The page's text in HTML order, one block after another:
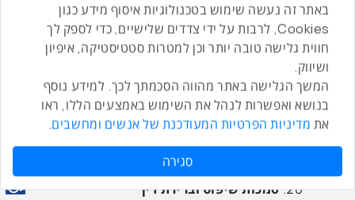
כל צורך במתן הודעה מוקדמת על כך.
התיישנות
מבלי לגרוע מהאמור בתנאי השימוש,
תקופת ההתיישנות לגבי כל טענה ו/או דרישה
ו/או תביעה כנגד החברה, תוגבל לתקופה של
שנתיים, והצדדים רואים בכך כהסכם לתקופת
ההתיישנות כמשמעו בסעיף 19 לחוק
ההתיישנות, התשי"ח-1958.
סמכות שיפוט וברירת דין
באתר זה נעשה שימוש בטכנולוגיות איסוף מידע כגון
Cookies, לרבות על ידי צדדים שלישיים, כדי לספק לך
חווית גלישה טובה יותר וכן למטרות סטטיסטיקה, איפיון
ושיווק.
המשך הגלישה באתר מהווה הסכמתך לכך. למידע נוסף
בנושא ואפשרות לנהל את השימוש באמצעים הללו, ראו
את מדיניות הפרטיות המעודכנת של אנשים ומחשבים.
סגירה